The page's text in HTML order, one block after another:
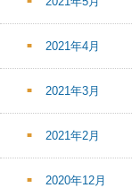
2021年4月
2021年3月
2021年2月
2020年12月